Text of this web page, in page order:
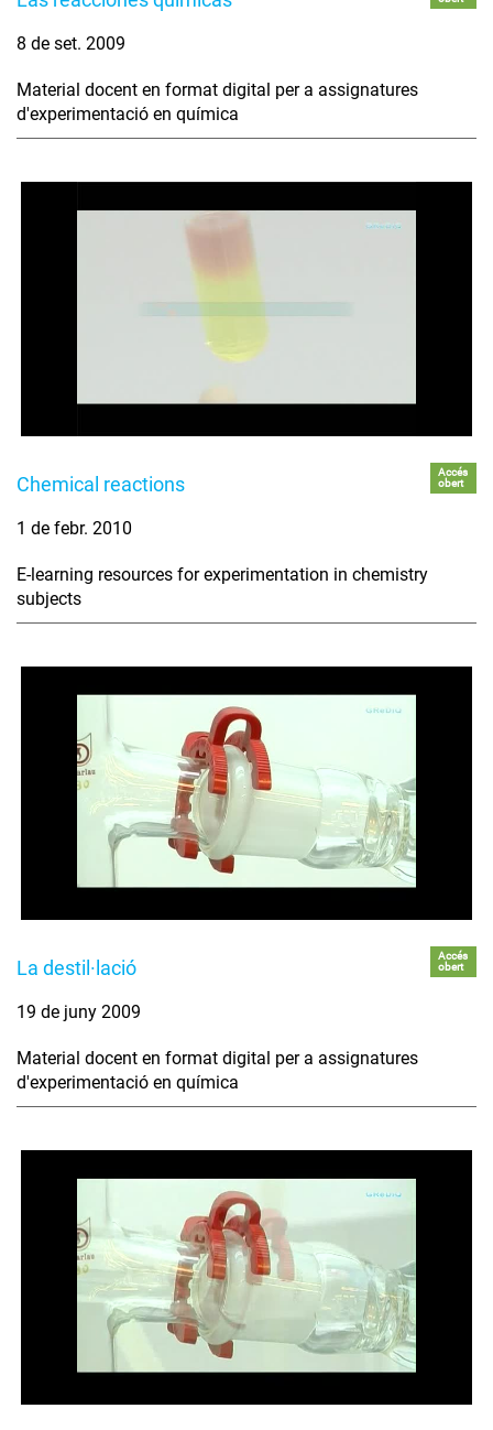
8 de set. 2009
Material docent en format digital per a assignatures
d'experimentació en química
Chemical reactions
Accés
obert
1 de febr. 2010
E-learning resources for experimentation in chemistry
subjects
La destil·lació
Accés
obert
19 de juny 2009
Material docent en format digital per a assignatures
d'experimentació en química